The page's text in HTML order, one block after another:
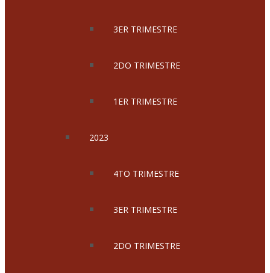
3ER TRIMESTRE
2DO TRIMESTRE
1ER TRIMESTRE
2023
4TO TRIMESTRE
3ER TRIMESTRE
2DO TRIMESTRE